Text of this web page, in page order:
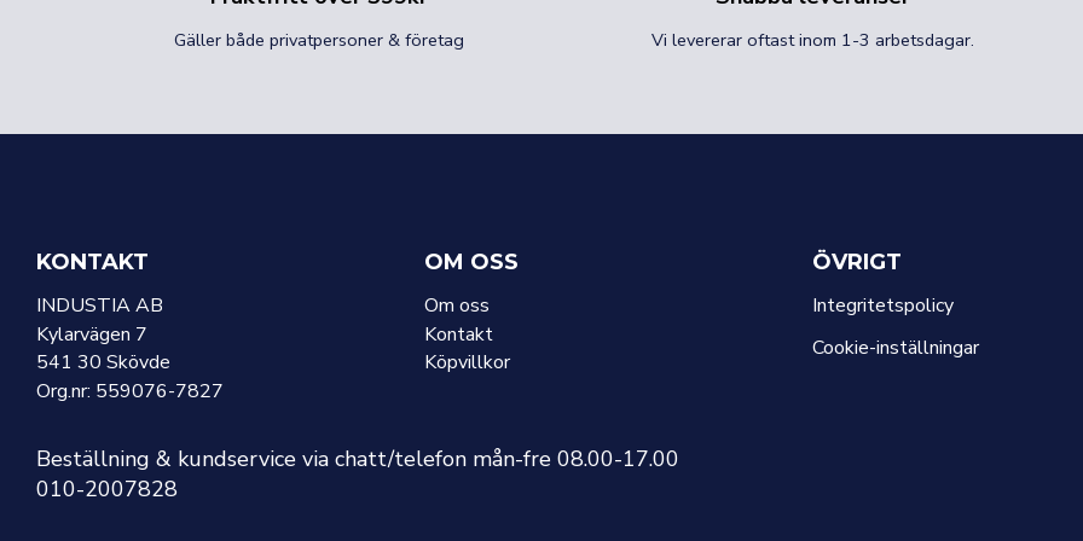
Gäller både privatpersoner & företag Vi levererar oftast inom 1-3 arbetsdagar.
KONTAKT
INDUSTIA AB
Kylarvägen 7
541 30 Skövde
Org.nr: 559076-7827
OM OSS
Om oss
Kontakt
Köpvillkor
ÖVRIGT
Integritetspolicy
Cookie-inställningar
Beställning & kundservice via chatt/telefon mån-fre 08.00-17.00
010-2007828